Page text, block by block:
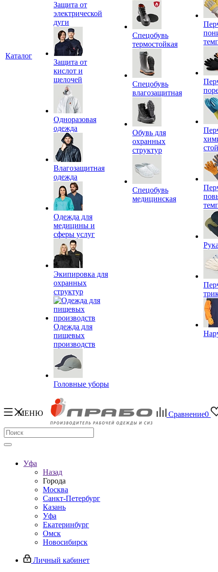
Каталог
Защита от
электрической
дуги
Защита от
кислот и
щелочей
Одноразовая
одежда
Влагозащитная
одежда
Одежда для
медицины и
сферы услуг
Экипировка для
охранных
структур
Одежда для
пищевых
производств
Головные уборы
Спецобувь
термостойкая
Спецобувь
влагозащитная
Обувь для
охранных
структур
Спецобувь
медицинская
МЕНЮ Сравнение0
Уфа
Назад
Города
Москва
Санкт-Петербург
Казань
Уфа
Екатеринбург
Омск
Новосибирск
Личный кабинет